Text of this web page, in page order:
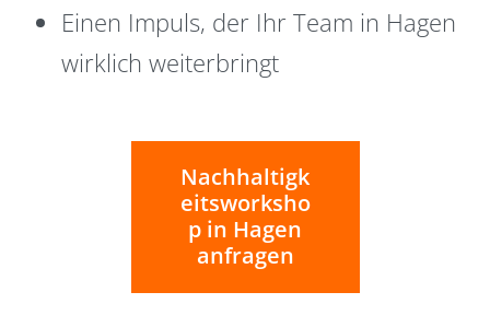
Einen Impuls, der Ihr Team in Hagen
wirklich weiterbringt
Nachhaltigk
eitsworksho
p in Hagen
anfragen